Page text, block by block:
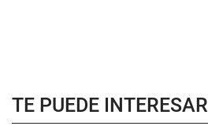
TE PUEDE INTERESAR